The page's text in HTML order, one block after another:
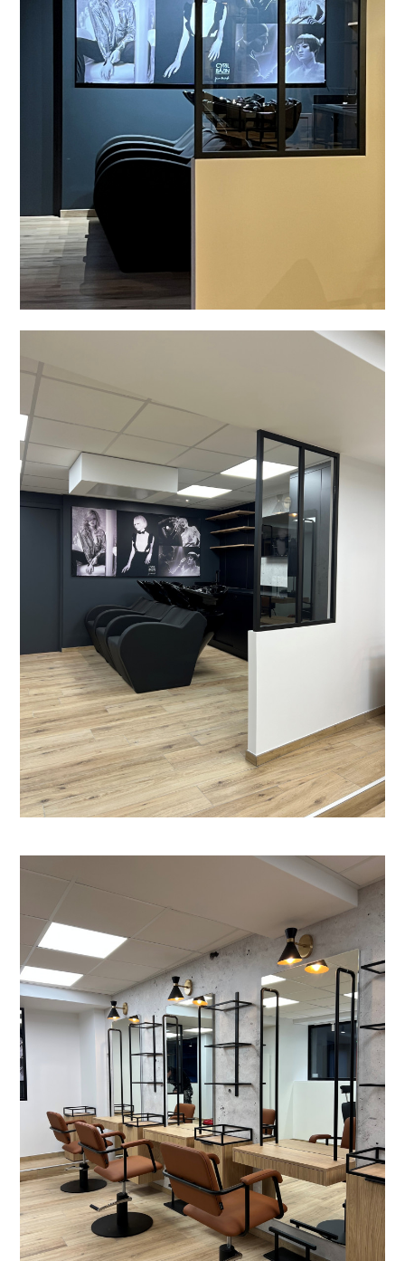
ACCUEIL
NOS PRESTATIONS
RÉALISATIONS
L'AGENCE
NOUS CONTACTER